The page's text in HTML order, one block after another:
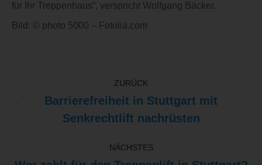
für Ihr Treppenhaus“, verspricht Wolfgang Bäcker.
Bild: © photo 5000 – Fotolia.com
ZURÜCK
Vorheriger
Beitrag:
Barrierefreiheit in Stuttgart mit
Senkrechtlift nachrüsten
NÄCHSTES